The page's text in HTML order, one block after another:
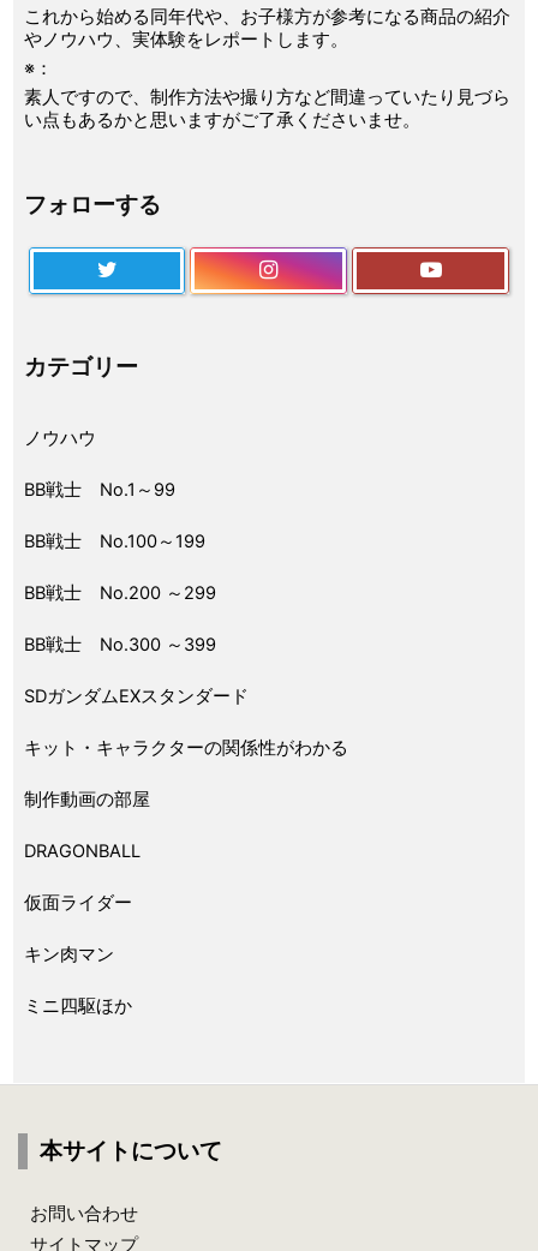
これから始める同年代や、お子様方が参考になる商品の紹介
やノウハウ、実体験をレポートします。
※：
素人ですので、制作方法や撮り方など間違っていたり見づら
い点もあるかと思いますがご了承くださいませ。
フォローする
カテゴリー
ノウハウ
BB戦士 No.1～99
BB戦士 No.100～199
BB戦士 No.200 ～299
BB戦士 No.300 ～399
SDガンダムEXスタンダード
キット・キャラクターの関係性がわかる
制作動画の部屋
DRAGONBALL
仮面ライダー
キン肉マン
ミニ四駆ほか
本サイトについて
お問い合わせ
サイトマップ